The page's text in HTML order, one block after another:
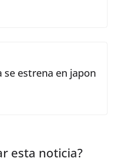
estrena en japon
esta noticia?